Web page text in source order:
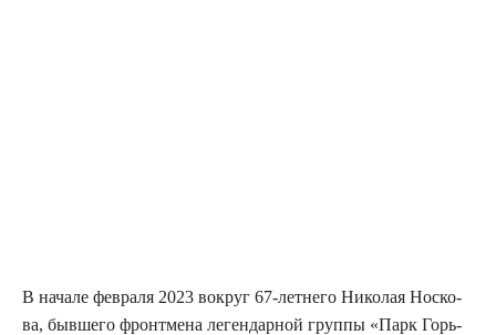
В нача­ле фев­ра­ля 2023 вокруг 67-лет­не­го Нико­лая Нос­ко­
ва, быв­ше­го фронт­ме­на леген­дар­ной груп­пы «Парк Горь­